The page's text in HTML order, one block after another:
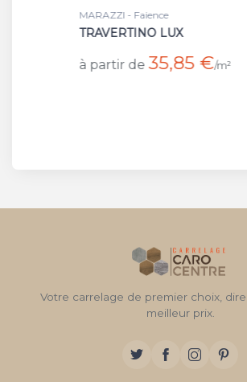
MARAZZI - Faience
LISTELLO CLASSIC
à partir de 19,50 €
Votre carrelage de premier choix,
meilleur prix.